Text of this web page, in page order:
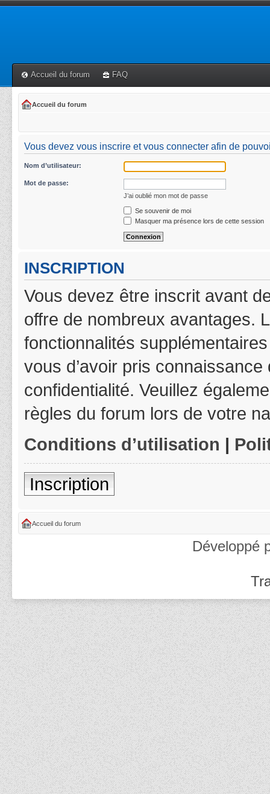
Accueil du forum FAQ
Accueil du forum
Vous devez vous inscrire et vous connecter afin de
Nom d’utilisateur:
Mot de passe:
J’ai oublié mon mot de passe
Se souvenir de moi
Masquer ma présence lors de cette session
INSCRIPTION
Vous devez être inscrit avant
offre de nombreux avantages.
fonctionnalités
vous d’avoir pris
confidentialité. Veuillez
règles du forum lors de votre
Conditions d’utilisation |
Inscription
Accueil du forum
Développé